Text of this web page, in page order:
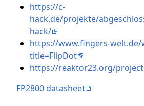
https://c-
hack.de/projekte/
hack/
https://www.fingers-welt.de/
title=FlipDot
https://reaktor23.org/
FP2800 datasheet